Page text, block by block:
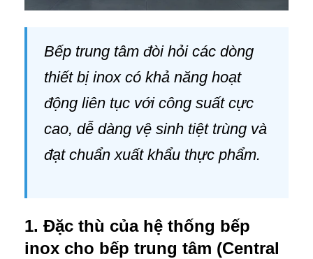
Bếp trung tâm đòi hỏi các dòng
thiết bị inox có khả năng hoạt
động liên tục với công suất cực
cao, dễ dàng vệ sinh tiệt trùng và
đạt chuẩn xuất khẩu thực phẩm.
1. Đặc thù của hệ thống bếp
inox cho bếp trung tâm (Central